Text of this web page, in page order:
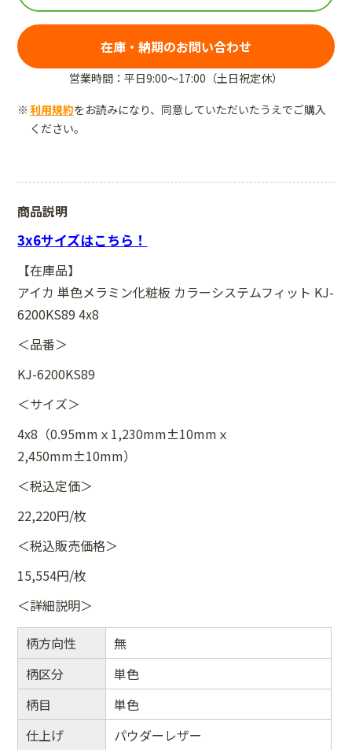
在庫・納期のお問い合わせ
営業時間：平日9:00～17:00（土日祝定休）
利用規約をお読みになり、同意していただいたうえでご購入
ください。
商品説明
3x6サイズはこちら！
【在庫品】
アイカ 単色メラミン化粧板 カラーシステムフィット KJ-
6200KS89 4x8
＜品番＞
KJ-6200KS89
＜サイズ＞
4x8（0.95mmｘ1,230mm±10mmｘ
2,450mm±10mm）
＜税込定価＞
22,220円/枚
＜税込販売価格＞
15,554円/枚
＜詳細説明＞
柄方向性
無
柄区分
単色
柄目
単色
仕上げ
パウダーレザー